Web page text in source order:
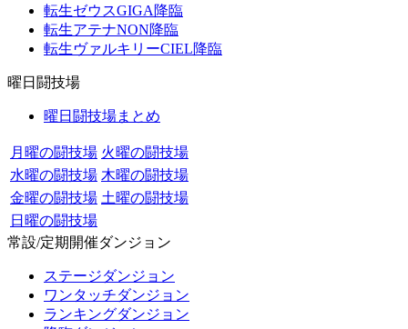
転生ゼウスGIGA降臨
転生アテナNON降臨
転生ヴァルキリーCIEL降臨
曜日闘技場
曜日闘技場まとめ
月曜の闘技場 火曜の闘技場
水曜の闘技場 木曜の闘技場
金曜の闘技場 土曜の闘技場
日曜の闘技場
常設/定期開催ダンジョン
ステージダンジョン
ワンタッチダンジョン
ランキングダンジョン